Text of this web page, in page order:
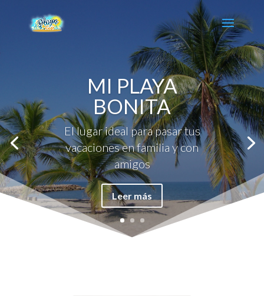
MI PLAYA
BONITA
El lugar ideal para pasar tus
vacaciones en familia y con
amigos
Leer más